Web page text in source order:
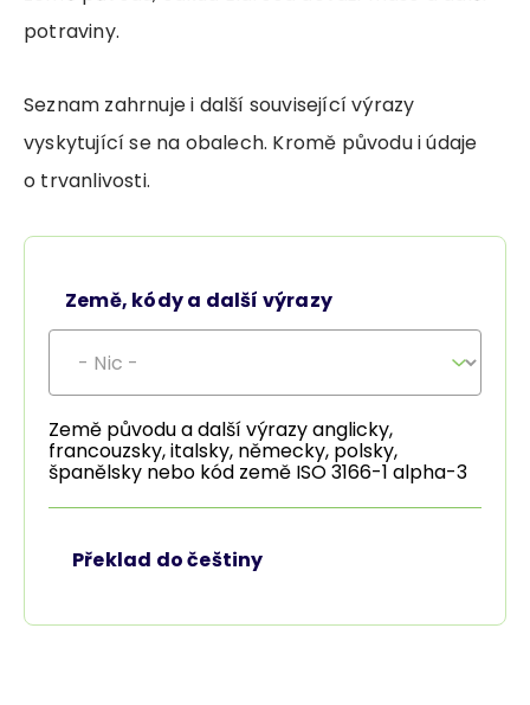
potraviny.
Seznam zahrnuje i další související výrazy
vyskytující se na obalech. Kromě původu i údaje
o trvanlivosti.
Země, kódy a další výrazy
Země původu a další výrazy anglicky,
francouzsky, italsky, německy, polsky,
španělsky nebo kód země ISO 3166-1 alpha-3
Překlad do češtiny